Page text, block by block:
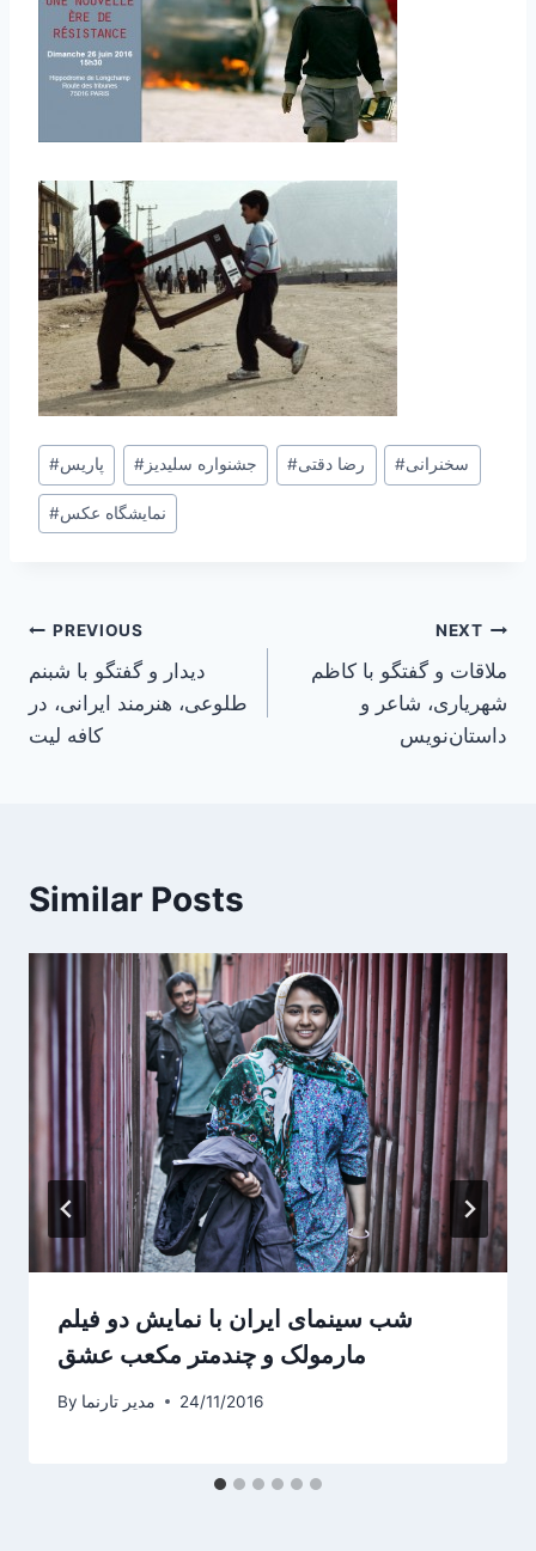
Post
Tags:
#پاریس # جشنواره سلیدیز #رضا دقتی #سخنرانی
#نمایشگاه عکس
Post
navigation
PREVIOUS
دیدار و گفتگو با شبنم
طلوعی، هنرمند ایرانی، در
کافه لیت
NEXT
ملاقات و گفتگو با کاظم
شهریاری، شاعر و
داستان‌نویس
Similar Posts
شب سینمای ایران با نمایش دو فیلم
مارمولک و چندمتر مکعب عشق
By مدیر تارنما 24/11/2016